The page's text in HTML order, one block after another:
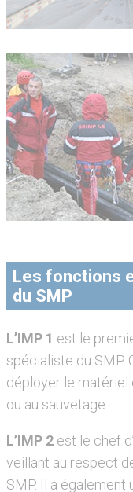
Les fonctions
du SMP
L’IMP 1 est le
spécialiste du SMP.
déployer le matériel
ou au sauvetage.
L’IMP 2est le chef
veillant au respect
SMP. Il a également